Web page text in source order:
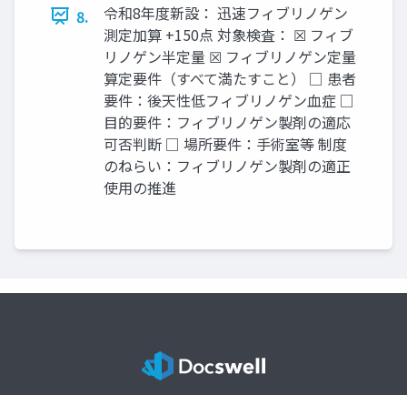
8.
令和8年度新設： 迅速フィブリノゲン
測定加算 +150点 対象検査： ☒ フィブ
リノゲン半定量 ☒ フィブリノゲン定量
算定要件（すべて満たすこと） □ 患者
要件：後天性低フィブリノゲン血症 □
目的要件：フィブリノゲン製剤の適応
可否判断 □ 場所要件：手術室等 制度
のねらい：フィブリノゲン製剤の適正
使用の推進